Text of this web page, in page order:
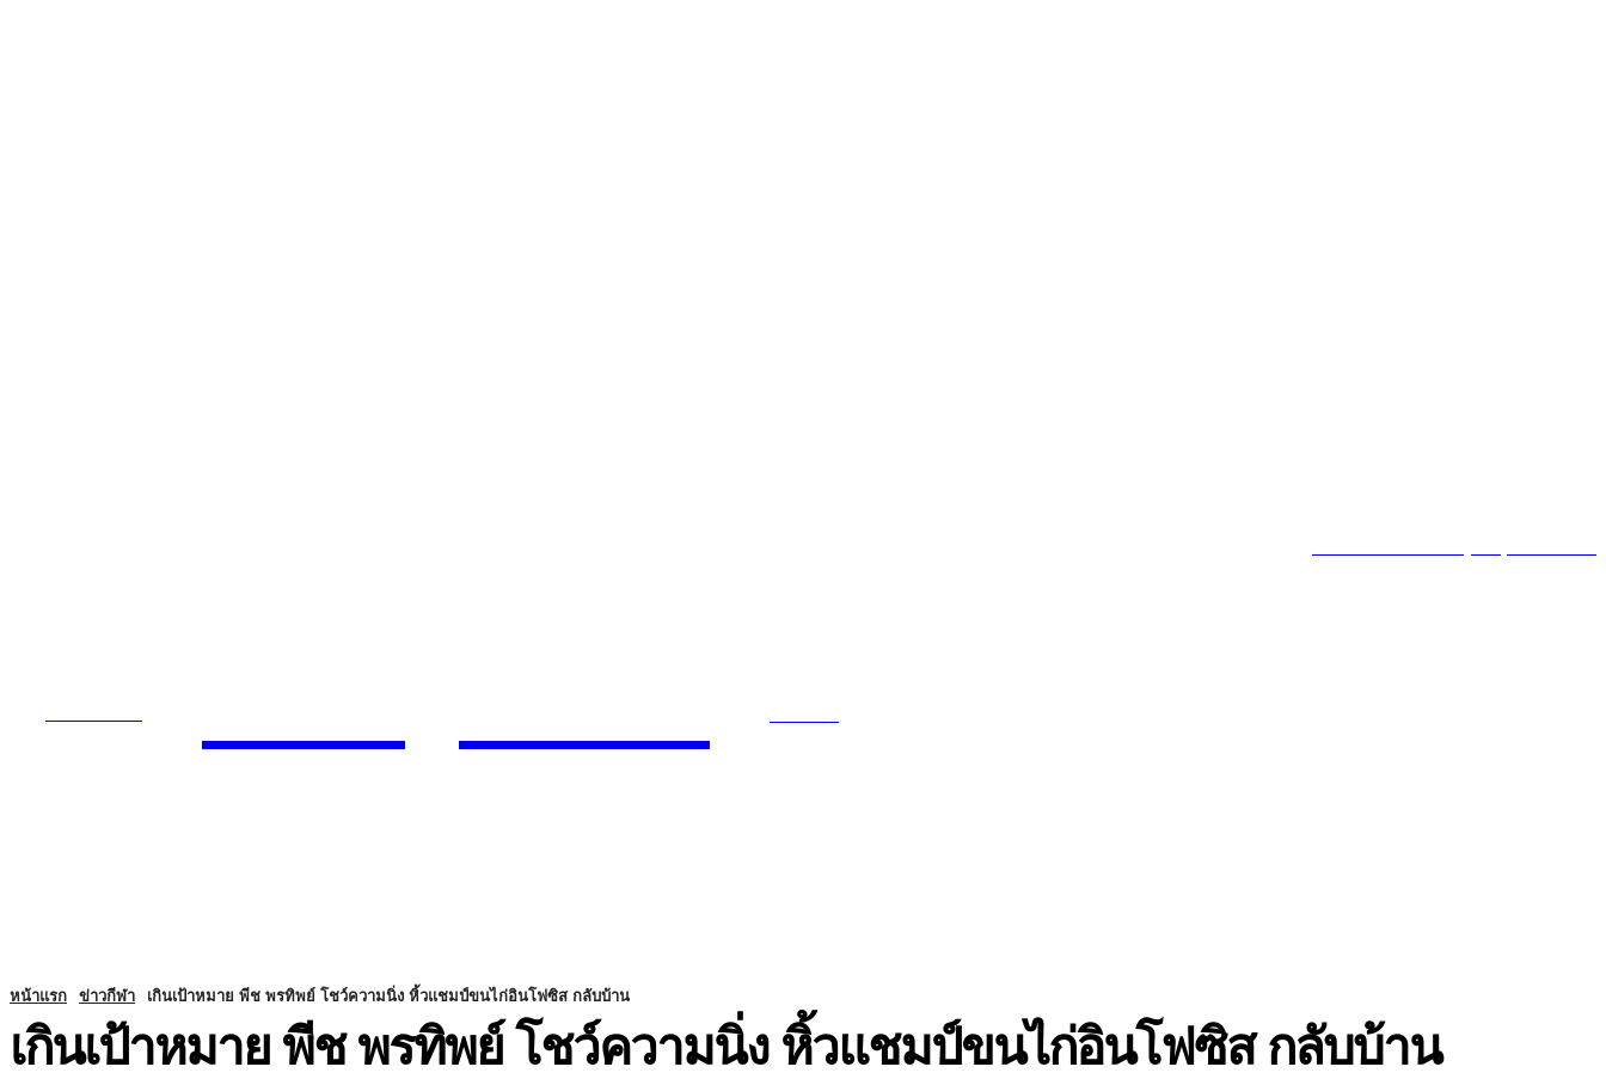
หน้าแรก ข่าวกีฬา เกินเป้าหมาย พีช พรทิพย์ โชว์ความนิ่ง หิ้วแชมป์ขนไก่อินโฟซิส กลับบ้าน
เกินเป้าหมาย พีช พรทิพย์ โชว์ความนิ่ง หิ้วแชมป์ขนไก่อินโฟซิส กลับบ้าน